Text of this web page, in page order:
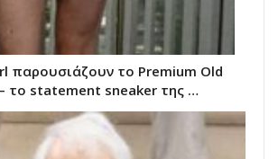
παρουσιάζουν το Premium Old
το statement sneaker της …